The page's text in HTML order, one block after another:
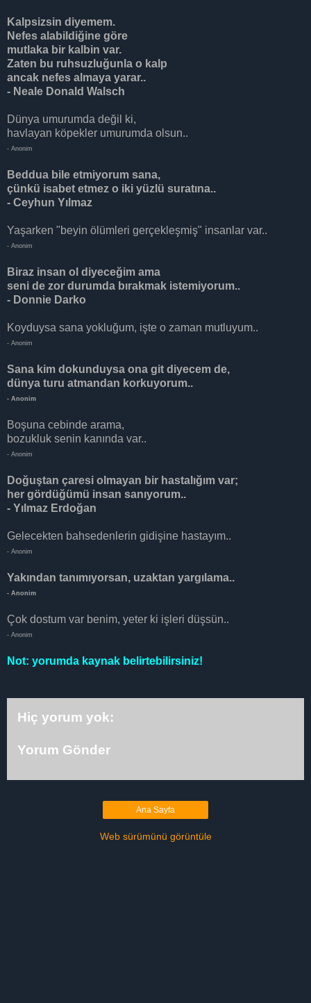
Kalpsizsin diyemem.
Nefes alabildiğine göre
mutlaka bir kalbin var.
Zaten bu ruhsuzluğunla o kalp
ancak nefes almaya yarar..
- Neale Donald Walsch
Dünya umurumda değil ki,
havlayan köpekler umurumda olsun..
- Anonim
Beddua bile etmiyorum sana,
çünkü isabet etmez o iki yüzlü suratına..
- Ceyhun Yılmaz
Yaşarken "beyin ölümleri gerçekleşmiş" insanlar var..
- Anonim
Biraz insan ol diyeceğim ama
seni de zor durumda bırakmak istemiyorum..
- Donnie Darko
Koyduysa sana yokluğum, işte o zaman mutluyum..
- Anonim
Sana kim dokunduysa ona git diyecem de,
dünya turu atmandan korkuyorum..
- Anonim
Boşuna cebinde arama,
bozukluk senin kanında var..
- Anonim
Doğuştan çaresi olmayan bir hastalığım var;
her gördüğümü insan sanıyorum..
- Yılmaz Erdoğan
Gelecekten bahsedenlerin gidişine hastayım..
- Anonim
Yakından tanımıyorsan, uzaktan yargılama..
- Anonim
Çok dostum var benim, yeter ki işleri düşsün..
- Anonim
Not: yorumda kaynak belirtebilirsiniz!
Hiç yorum yok:
Yorum Gönder
Ana Sayfa
Web sürümünü görüntüle